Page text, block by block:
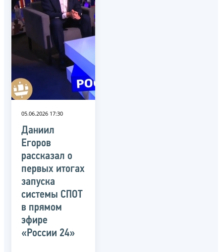
05.06.2026 17:30
Даниил
Егоров
рассказал о
первых итогах
запуска
системы СПОТ
в прямом
эфире
«России 24»